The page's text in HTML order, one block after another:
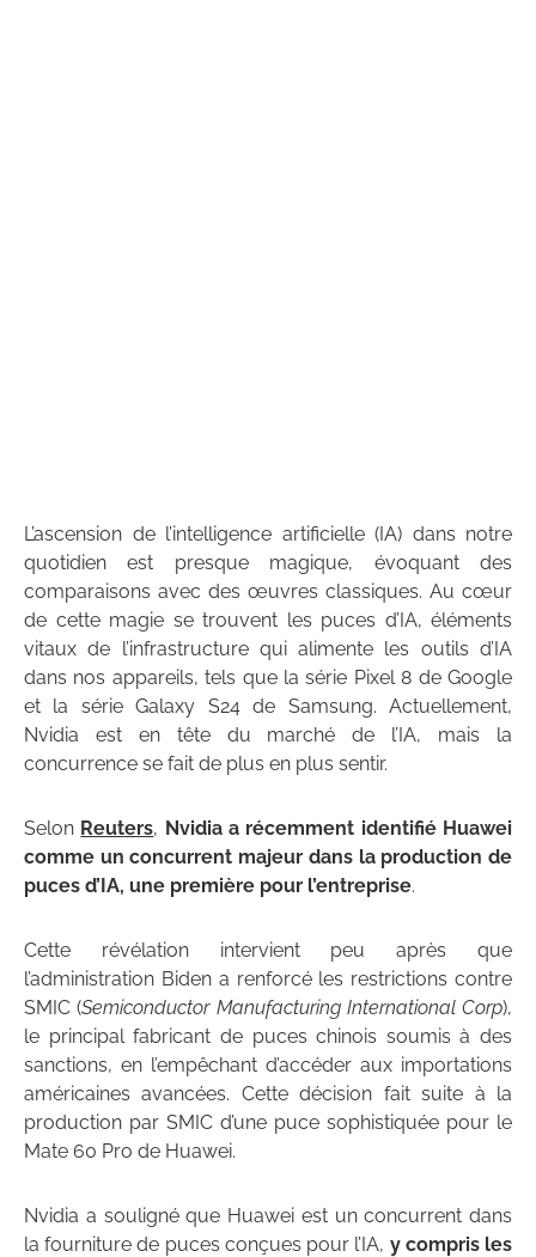
L’ascension de l’intelligence artificielle (IA) dans notre
quotidien est presque magique, évoquant des
comparaisons avec des œuvres classiques. Au cœur
de cette magie se trouvent les puces d’IA, éléments
vitaux de l’infrastructure qui alimente les outils d’IA
dans nos appareils, tels que la série Pixel 8 de Google
et la série Galaxy S24 de Samsung. Actuellement,
Nvidia est en tête du marché de l’IA, mais la
concurrence se fait de plus en plus sentir.
Selon Reuters, Nvidia a récemment identifié Huawei
comme un concurrent majeur dans la production de
puces d’IA, une première pour l’entreprise.
Cette révélation intervient peu après que
l’administration Biden a renforcé les restrictions contre
SMIC (Semiconductor Manufacturing International Corp),
le principal fabricant de puces chinois soumis à des
sanctions, en l’empêchant d’accéder aux importations
américaines avancées. Cette décision fait suite à la
production par SMIC d’une puce sophistiquée pour le
Mate 60 Pro de Huawei.
Nvidia a souligné que Huawei est un concurrent dans
la fourniture de puces conçues pour l’IA, y compris les